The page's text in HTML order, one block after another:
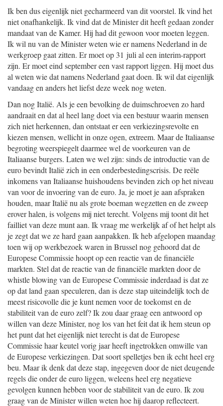
Ik ben dus eigenlijk niet gecharmeerd van dit voorstel. Ik vind het
niet onafhankelijk. Ik vind dat de Minister dit heeft gedaan zonder
mandaat van de Kamer. Hij had dit gewoon voor moeten leggen.
Ik wil nu van de Minister weten wie er namens Nederland in de
werkgroep gaat zitten. Er moet op 31 juli al een interim-rapport
zijn. Er moet eind september een vast rapport liggen. Hij moet dus
al weten wie dat namens Nederland gaat doen. Ik wil dat eigenlijk
vandaag en anders het liefst deze week nog weten.
Dan nog Italië. Als je een bevolking de duimschroeven zo hard
aandraait en dat al heel lang doet via een bestuur waarin mensen
zich niet herkennen, dan ontstaat er een verkiezingsrevolte en
kiezen mensen, wellicht in onze ogen, extreem. Maar de Italiaanse
begroting weerspiegelt daarmee wel de voorkeuren van de
Italiaanse burgers. Laten we wel zijn: sinds de introductie van de
euro bevindt Italië zich in een onderbestedingscrisis. De reële
inkomens van Italiaanse huishoudens bevinden zich op het niveau
van voor de invoering van de euro. Ja, je moet je aan afspraken
houden, maar Italië nu als grote boeman wegzetten en de zweep
erover halen, is volgens mij niet terecht. Volgens mij toont dit het
failliet van deze munt aan. Ik vraag me werkelijk af of het helpt als
je zegt dat we ze hard gaan aanpakken. Ik heb afgelopen maandag
toen wij op werkbezoek waren in Brussel nog gehoord dat de
Europese Commissie hoopt op een reactie van de financiële
markten. Stel dat de reactie van de financiële markten door de
whistle blowing van de Europese Commissie inderdaad is dat ze
op dat land gaan speculeren, dan is deze stap uiteindelijk toch de
meest risicovolle die je kunt nemen voor de toekomst en de
stabiliteit van de euro zelf? Ik zou daar graag een antwoord op
willen van deze Minister, nog los van het feit dat ik hem steun op
het punt dat het eigenlijk niet terecht is dat de Europese
Commissie haar keutel vorig jaar heeft ingetrokken omwille van
de Europese verkiezingen. Dat soort spelletjes ben ik echt heel erg
beu. Maar ik denk dat deze stap, ingegeven door de niet deugende
regels die onder de euro liggen, weleens heel erg negatieve
gevolgen kunnen hebben voor de stabiliteit van de euro. Ik zou
graag van de Minister willen weten hoe hij daarop reflecteert.